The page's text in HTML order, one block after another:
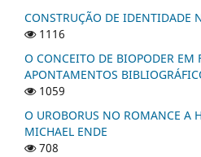
CONSTRUÇÃO DE IDENTIDADE
1116
O CONCEITO DE BIOPODER EM
APONTAMENTOS
1059
O UROBORUS NO ROMANCE A
MICHAEL ENDE
708